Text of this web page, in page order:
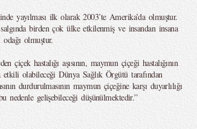
yayılması ilk olarak 2003’te Amerika’da olmuştur.
birden çok ülke etkilenmiş ve insandan insana
odağı olmuştur.
çiçek hastalığı aşısının, maymun çiçeği hastalığının
etkili olabileceği Dünya Sağlık Örgütü tarafından
durdurulmasının maymun çiçeğine karşı duyarlılığı
nedenle gelişebileceği düşünülmektedir.”